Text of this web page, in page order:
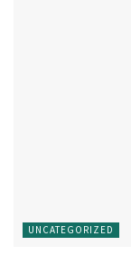
UNCATEGORIZED